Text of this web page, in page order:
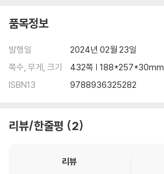
품목정보
발행일
2024년 02월 23일
쪽수, 무게, 크기
432쪽 | 188*257*30mm
ISBN13
9788936325282
리뷰/한줄평 2
리뷰